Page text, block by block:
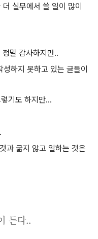
실무에서 쓸 일이 많이
말 감사하지만..
하지 못하고 있는 글들이
기도 하지만...
과 굶지 않고 일하는 것은
든다..